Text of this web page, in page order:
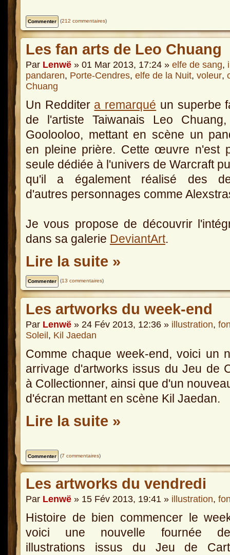
(212 commentaires)
Les fan arts de Leo Chuang
Par Lenwë » 01 Mar 2013, 17:24 » elfe de sang,
pandaren, Porte-Cendres, elfe de la Nuit, voleur,
Chuang
Un Redditer a remarqué un superbe
de l'artiste Taiwanais Leo
Goolooloo, mettant en scène un
en pleine prière. Cette œuvre n'est
seule dédiée à l'univers de Warcraft
qu'il a également réalisé des
d'autres personnages comme
Je vous propose de découvrir
dans sa galerie DeviantArt.
Lire la suite »
(13 commentaires)
Les artworks du week-end
Par Lenwë » 24 Fév 2013, 12:36 » illustration,
Soleil, Kil Jaedan
Comme chaque week-end, voici un
arrivage d'artworks issus du Jeu de
à Collectionner, ainsi que d'un
d'écran mettant en scène Kil Jaedan.
Lire la suite »
(7 commentaires)
Les artworks du vendredi
Par Lenwë » 15 Fév 2013, 19:41 » illustration,
Histoire de bien commencer le
voici une nouvelle fournée
illustrations issus du Jeu de